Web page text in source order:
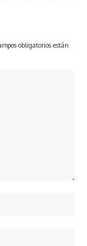
obligatorios están